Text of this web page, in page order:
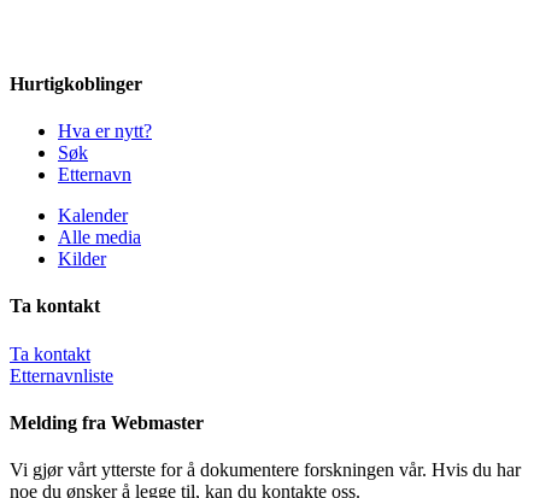
Hurtigkoblinger
Hva er nytt?
Søk
Etternavn
Kalender
Alle media
Kilder
Ta kontakt
Ta kontakt
Etternavnliste
Melding fra Webmaster
Vi gjør vårt ytterste for å dokumentere forskningen vår. Hvis du har
noe du ønsker å legge til, kan du kontakte oss.